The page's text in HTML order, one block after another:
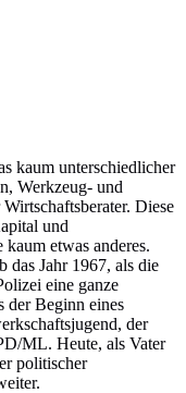
kaum unterschiedlicher
Werkzeug- und
Diese
und
etwas anderes.
das Jahr 1967, als die
eine ganze
der Beginn eines
der
ML. Heute, als Vater
politischer